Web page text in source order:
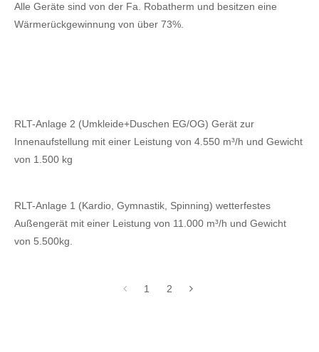
Alle Geräte sind von der Fa. Robatherm und besitzen eine
Wärmerückgewinnung von über 73%.
RLT-Anlage 2 (Umkleide+Duschen EG/OG) Gerät zur
Innenaufstellung mit einer Leistung von 4.550 m³/h und Gewicht
von 1.500 kg
RLT-Anlage 1 (Kardio, Gymnastik, Spinning) wetterfestes
Außengerät mit einer Leistung von 11.000 m³/h und Gewicht
von 5.500kg.
1 2